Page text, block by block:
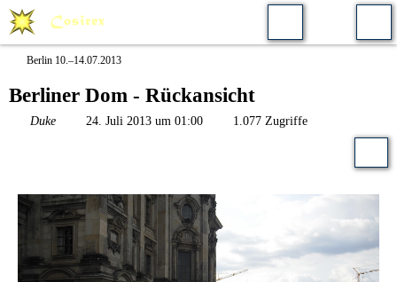
Berlin 10.–14.07.2013
Berliner Dom - Rückansicht
Duke 24. Juli 2013 um 01:00 1.077 Zugriffe